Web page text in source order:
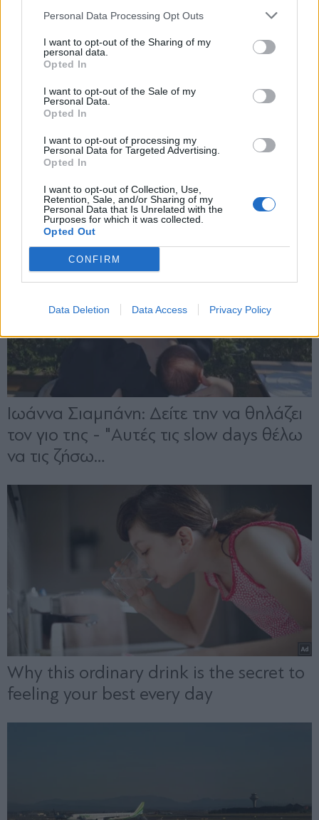
Personal Data Processing Opt Outs
I want to opt-out of the Sharing of my
personal data.
Opted In
I want to opt-out of the Sale of my
Personal Data.
Opted In
I want to opt-out of processing my
Personal Data for Targeted Advertising.
Opted In
I want to opt-out of Collection, Use,
Retention, Sale, and/or Sharing of my
Personal Data that Is Unrelated with the
Purposes for which it was collected.
Opted Out
CONFIRM
Data Deletion Data Access Privacy Policy
Αποδέχομαι τους
και την πολιτική απορρήτου
X